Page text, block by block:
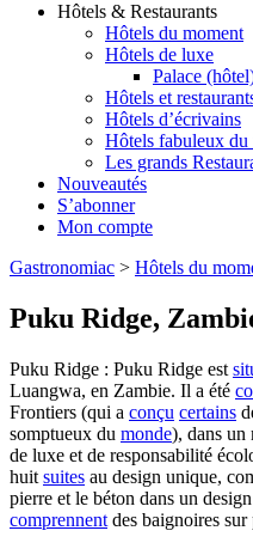
Hôtels & Restaurants
Hôtels du moment
Hôtels de luxe
Palace
Hôtels et
Hôtels d’écrivains
Hôtels fabuleux du
Les grands
Nouveautés
S’abonner
Mon compte
Gastronomiac > Hôtels du
Puku Ridge,
Puku Ridge : Puku Ridge est
Luangwa, en Zambie. Il a été
Frontiers (qui a conçu certains
somptueux du monde), dans un
de luxe et de responsabilité
huit suites au design unique,
pierre et le béton dans un
comprennent des baignoires sur